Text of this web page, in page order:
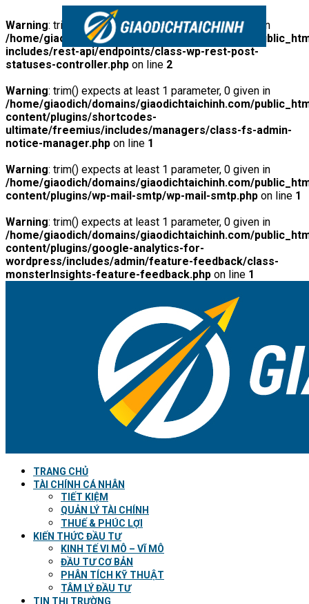
Warning: trim() expects at least 1 parameter, 0 given in
/home/giaodich/domains/giaodichtaichinh.com/
includes/rest-api/endpoints/class-wp-rest-post-
statuses-controller.php on line 2
Warning: trim() expects at least 1 parameter, 0 given in
/home/giaodich/domains/giaodichtaichinh.com/
content/plugins/shortcodes-
ultimate/freemius/includes/managers/class-fs-admin-
notice-manager.php on line 1
Warning: trim() expects at least 1 parameter, 0 given in
/home/giaodich/domains/giaodichtaichinh.com/
content/plugins/wp-mail-smtp/wp-mail-smtp.php on line 1
Warning: trim() expects at least 1 parameter, 0 given in
/home/giaodich/domains/giaodichtaichinh.com/
content/plugins/google-analytics-for-
wordpress/includes/admin/feature-feedback/class-
monsterInsights-feature-feedback.php on line 1
TRANG CHỦ
TÀI CHÍNH CÁ NHÂN
TIẾT KIỆM
QUẢN LÝ TÀI CHÍNH
THUẾ & PHÚC LỢI
KIẾN THỨC ĐẦU TƯ
KINH TẾ VI MÔ – VĨ MÔ
ĐẦU TƯ CƠ BẢN
PHÂN TÍCH KỸ THUẬT
TÂM LÝ ĐẦU TƯ
TIN THỊ TRƯỜNG